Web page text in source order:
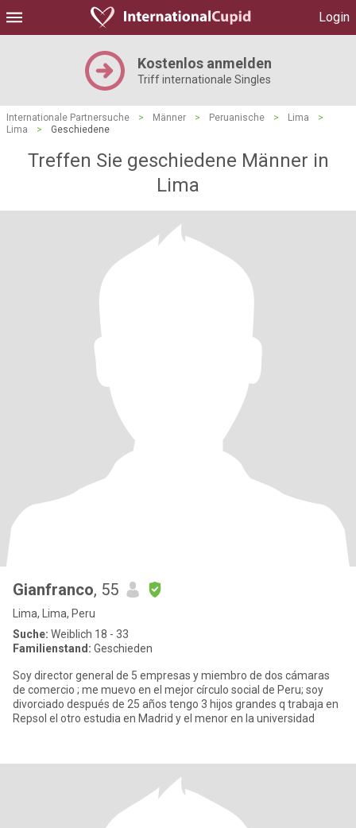
Login
Kostenlos anmelden
Triff internationale Singles
Internationale Partnersuche > Männer > Peruanische > Lima
>
Lima
> Geschiedene
Treffen Sie geschiedene Männer in
Lima
Gianfranco, 55
Lima, Lima, Peru
Suche: Weiblich 18 - 33
Familienstand: Geschieden
Soy director general de 5 empresas y miembro de dos cámaras
de comercio ; me muevo en el mejor círculo social de Peru; soy
divorciado después de 25 años tengo 3 hijos grandes q trabaja en
Repsol el otro estudia en Madrid y el menor en la universidad